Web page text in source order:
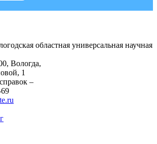
областная универсальная научная
Вологда,
1
–